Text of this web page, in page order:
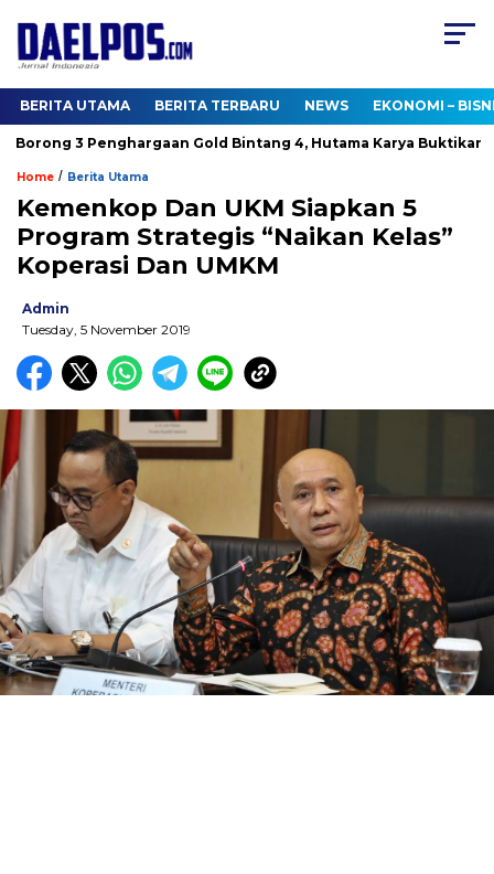
BERITA UTAMA BERITA TERBARU NEWS EKONOMI –
3 Penghargaan Gold Bintang 4, Hutama Karya Buktikan
Home / Berita Utama
Kemenkop Dan UKM Siapkan 5
Program Strategis “Naikan Kelas”
Koperasi Dan UMKM
Admin
Tuesday, 5 November 2019